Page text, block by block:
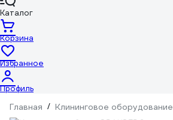
Каталог
Корзина
Избранное
Профиль
Главная / Клининговое оборудование